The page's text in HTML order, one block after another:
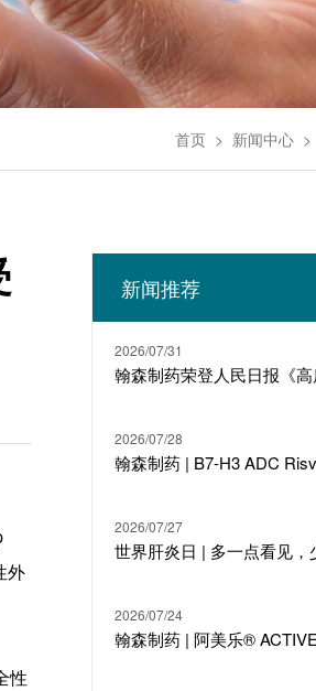
首页 > 新闻中心 >
外
性
新闻推荐
2026/07/31
2026/07/28
2026/07/27
2026/07/24